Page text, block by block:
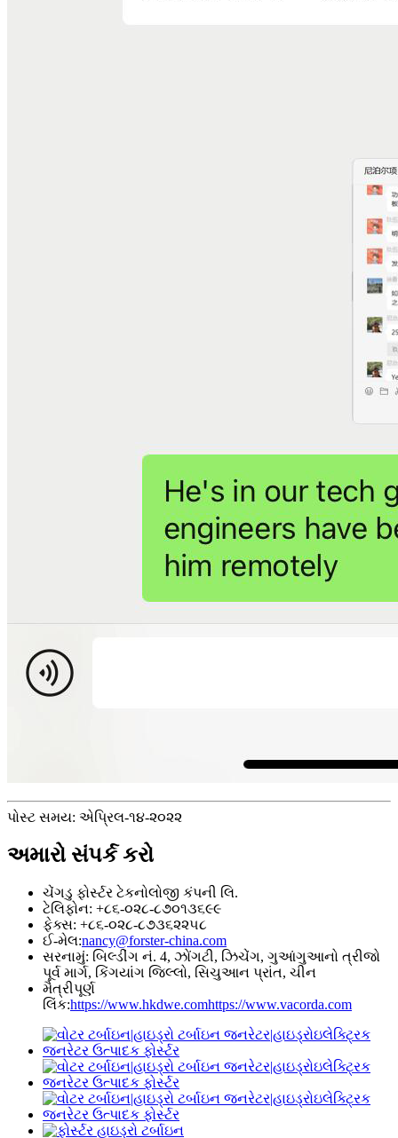
પોસ્ટ સમય: એપ્રિલ-૧૪-૨૦૨૨
અમારો સંપર્ક કરો
ચેંગડુ ફોર્સ્ટર ટેકનોલોજી કંપની લિ.
ટેલિફોન: +૮૬-૦૨૮-૮૭૦૧૩૬૯૯
ફેક્સ: +૮૬-૦૨૮-૮૭૩૬૨૨૫૮
ઈ-મેલ:nancy@forster-china.com
સરનામું: બિલ્ડીંગ નં. 4, ઝોંગટી, ઝિચેંગ, ગુઆંગુઆનો ત્રીજો
પૂર્વ માર્ગ, કિંગયાંગ જિલ્લો, સિચુઆન પ્રાંત, ચીન
મૈત્રીપૂર્ણ
લિંક:https://www.hkdwe.comhttps://www.vacorda.com